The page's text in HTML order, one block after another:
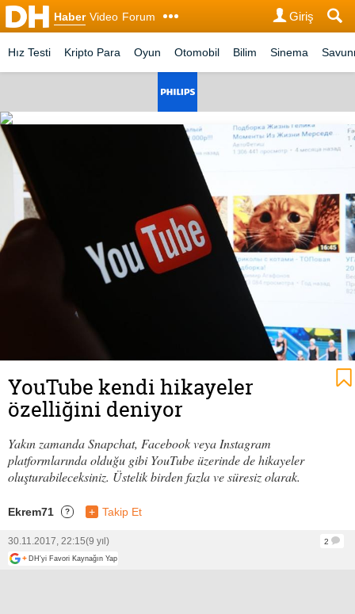
Haber Video Forum Giriş
Hız Testi Kripto Para Oyun Otomobil Bilim Sinema
YouTube kendi hikayeler
özelliğini deniyor
Yakın zamanda Snapchat, Facebook veya Instagram
platformlarında olduğu gibi YouTube üzerinde de hikayeler
oluşturabileceksiniz. Üstelik birden fazla ve süresiz olarak.
Ekrem71 ? + Takip Et
30.11.2017, 22:15(9 yıl)
2
+ DH'yi Favori Kaynağın Yap